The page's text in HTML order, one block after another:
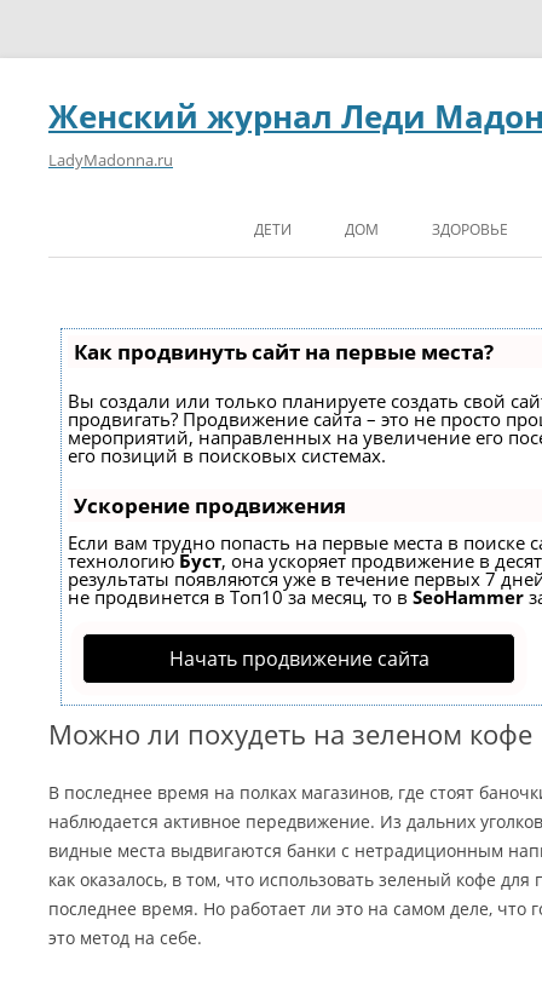
Женский журнал Леди
LadyMadonna.ru
ДЕТИ ДОМ ЗДОРОВЬЕ
Как продвинуть сайт на первые места?
Вы создали или только планируете создать свой
продвигать? Продвижение сайта – это не просто
мероприятий, направленных на увеличение его
его позиций в поисковых системах.
Ускорение продвижения
Если вам трудно попасть на первые места в поиске
технологиюБуст, она ускоряет продвижение в
результаты появляются уже в течение первых 7
не продвинется в Топ10 за месяц, то в SeoHammer
Начать продвижение сайта
Можно ли похудеть на зеленом кофе
В последнее время на полках магазинов, где стоят
наблюдается активное передвижение. Из дальних
видные места выдвигаются банки с нетрадиционным
как оказалось, в том, что использовать зеленый кофе
последнее время. Но работает ли это на самом деле, что
это метод на себе.